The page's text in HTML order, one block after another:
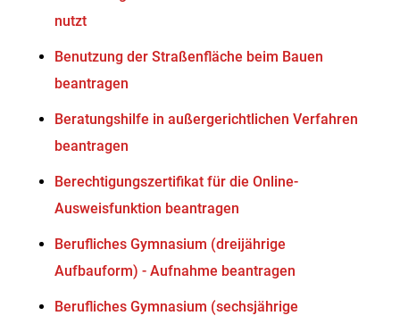
nutzt
Benutzung der Straßenfläche beim Bauen
beantragen
Beratungshilfe in außergerichtlichen Verfahren
beantragen
Berechtigungszertifikat für die Online-
Ausweisfunktion beantragen
Berufliches Gymnasium (dreijährige
Aufbauform) - Aufnahme beantragen
Berufliches Gymnasium (sechsjährige